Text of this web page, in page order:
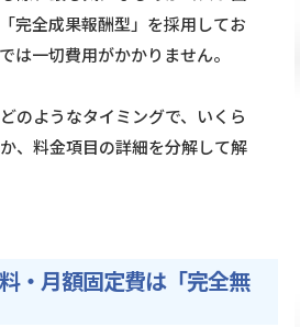
完全成果報酬型」を採用してお
は一切費用がかかりません。
のようなタイミングで、いくら
、料金項目の詳細を分解して解
・月額固定費は「完全無